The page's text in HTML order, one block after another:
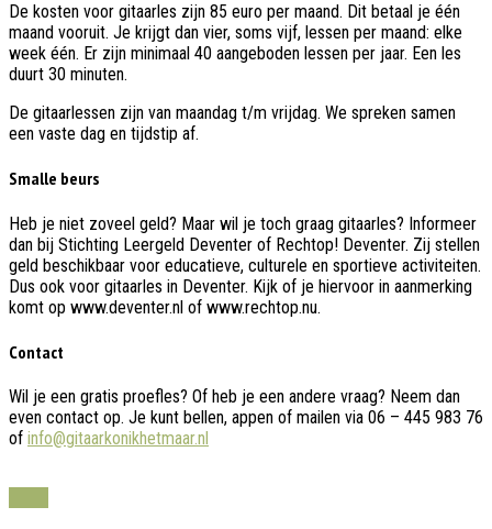
De kosten voor gitaarles zijn 85 euro per maand. Dit betaal je één
maand vooruit. Je krijgt dan vier, soms vijf, lessen per maand: elke
week één. Er zijn minimaal 40 aangeboden lessen per jaar. Een les
duurt 30 minuten.
De gitaarlessen zijn van maandag t/m vrijdag. We spreken samen
een vaste dag en tijdstip af.
Smalle beurs
Heb je niet zoveel geld? Maar wil je toch graag gitaarles? Informeer
dan bij Stichting Leergeld Deventer of Rechtop! Deventer. Zij stellen
geld beschikbaar voor educatieve, culturele en sportieve activiteiten.
Dus ook voor gitaarles in Deventer. Kijk of je hiervoor in aanmerking
komt op www.deventer.nl of www.rechtop.nu.
Contact
Wil je een gratis proefles? Of heb je een andere vraag? Neem dan
even contact op. Je kunt bellen, appen of mailen via 06 – 445 983 76
of info@gitaarkonikhetmaar.nl